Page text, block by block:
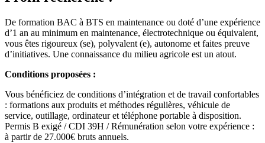
De formation BAC à BTS en maintenance ou doté d’une expérience
d’1 an au minimum en maintenance, électrotechnique ou équivalent,
vous êtes rigoureux (se), polyvalent (e), autonome et faites preuve
d’initiatives. Une connaissance du milieu agricole est un atout.
Conditions proposées :
Vous bénéficiez de conditions d’intégration et de travail confortables
: formations aux produits et méthodes régulières, véhicule de
service, outillage, ordinateur et téléphone portable à disposition.
Permis B exigé / CDI 39H / Rémunération selon votre expérience :
à partir de 27.000€ bruts annuels.